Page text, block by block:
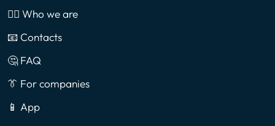
🙎‍♂️ Who we are
📧 Contacts
🤔 FAQ
👔 For companies
📱 App